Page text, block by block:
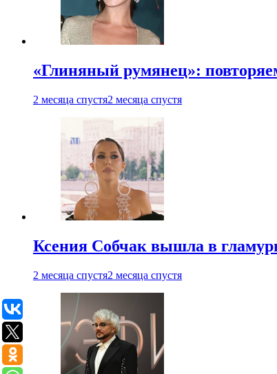
«Глиняный румянец»:
2 месяца спустя2 месяца спустя
Ксения Собчак вышла в
2 месяца спустя2 месяца спустя